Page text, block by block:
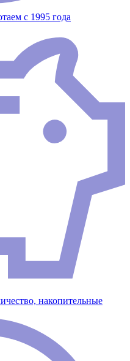
с 1995 года
накопительные